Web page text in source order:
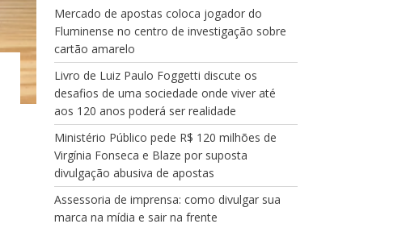
Mercado de apostas coloca jogador do
Fluminense no centro de investigação sobre
cartão amarelo
Livro de Luiz Paulo Foggetti discute os
desafios de uma sociedade onde viver até
aos 120 anos poderá ser realidade
Ministério Público pede R$ 120 milhões de
Virgínia Fonseca e Blaze por suposta
divulgação abusiva de apostas
Assessoria de imprensa: como divulgar sua
marca na mídia e sair na frente